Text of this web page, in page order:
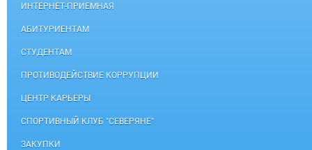
ИНТЕРНЕТ-ПРИЕМНАЯ
АБИТУРИЕНТАМ
СТУДЕНТАМ
ПРОТИВОДЕЙСТВИЕ КОРРУПЦИИ
ЦЕНТР КАРЬЕРЫ
СПОРТИВНЫЙ КЛУБ "СЕВЕРЯНЕ"
ЗАКУПКИ